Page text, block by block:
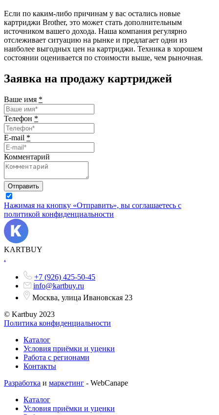
Если по каким-либо причинам у вас остались новые
картриджи Brother, это может стать дополнительным
источником вашего дохода. Наша компания регулярно
отслеживает ситуацию на рынке и предлагает одни из
наиболее выгодных цен на картриджи. Техника в хорошем
состоянии оценивается по стоимости выше, чем рыночная.
Заявка на продажу картриджей
Ваше имя *
Телефон *
E-mail *
Комментарий
Отправить
Нажимая на кнопку «Отправить», вы соглашаетесь с
политикой конфиденциальности
KARTBUY
.
+7 (926) 425-50-45
info@kartbuy.ru
Москва, улица Ивановская 23
© Kartbuy 2023
Политика конфиденциальности
Каталог
Условия приёмки и уценки
Работа с регионами
Контакты
Разработка и маркетинг - WebCanape
Каталог
Условия приёмки и уценки